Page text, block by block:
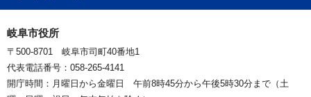
岐阜市役所
〒500-8701 岐阜市司町40番地1
代表電話番号：058-265-4141
開庁時間：月曜日から金曜日 午前8時45分から午後5時30分まで（土